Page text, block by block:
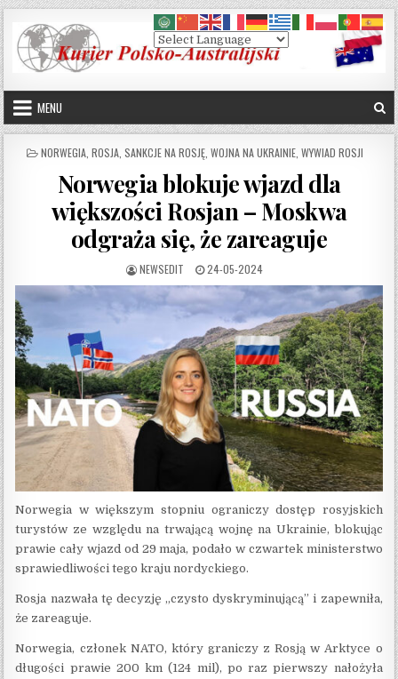
Skip to content
MENU
POSTED IN
NORWEGIA, ROSJA, SANKCJE NA ROSJĘ, WOJNA NA UKRAINIE, WYWIAD ROSJI
Norwegia blokuje wjazd dla
większości Rosjan – Moskwa
odgraża się, że zareaguje
AUTHOR:
NEWSEDIT PUBLISHED DATE:
24-05-2024
Norwegia w większym stopniu ograniczy dostęp rosyjskich
turystów ze względu na trwającą wojnę na Ukrainie, blokując
prawie cały wjazd od 29 maja, podało w czwartek ministerstwo
sprawiedliwości tego kraju nordyckiego.
Rosja nazwała tę decyzję „czysto dyskryminującą” i zapewniła,
że zareaguje.
Norwegia, członek NATO, który graniczy z Rosją w Arktyce o
długości prawie 200 km (124 mil), po raz pierwszy nałożyła